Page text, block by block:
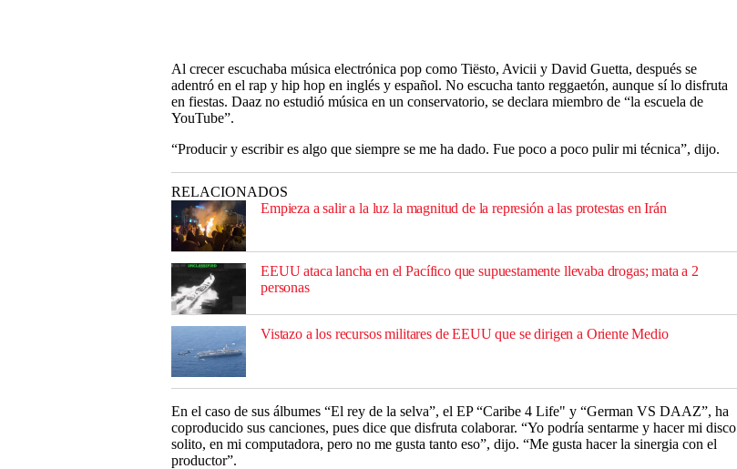
Al crecer escuchaba música electrónica pop como Tiësto, Avicii y David Guetta, después se
adentró en el rap y hip hop en inglés y español. No escucha tanto reggaetón, aunque sí lo disfruta
en fiestas. Daaz no estudió música en un conservatorio, se declara miembro de “la escuela de
YouTube”.
“Producir y escribir es algo que siempre se me ha dado. Fue poco a poco pulir mi técnica”, dijo.
RELACIONADOS
Empieza a salir a la luz la magnitud de la represión a las protestas en Irán
EEUU ataca lancha en el Pacífico que supuestamente llevaba drogas; mata a 2
personas
Vistazo a los recursos militares de EEUU que se dirigen a Oriente Medio
En el caso de sus álbumes “El rey de la selva”, el EP “Caribe 4 Life" y “German VS DAAZ”, ha
coproducido sus canciones, pues dice que disfruta colaborar. “Yo podría sentarme y hacer mi disco
solito, en mi computadora, pero no me gusta tanto eso”, dijo. “Me gusta hacer la sinergia con el
productor”.